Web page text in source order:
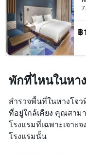
฿
พักที่ไหนในหา
สำรวจพื้นที่ในหางโจ
ที่อยู่ใกล้เคียง คุณสาม
โรงแรมที่เฉพาะเจาะ
โรงแรมนั้น